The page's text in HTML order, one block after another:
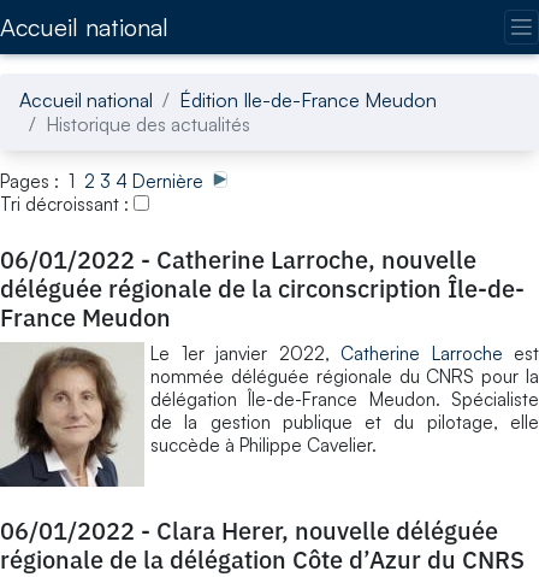
Accueil national
Accueil national
Édition Ile-de-France Meudon
Historique des actualités
Pages : 1 2 3 4 Dernière
Tri décroissant :
06/01/2022 - Catherine Larroche, nouvelle
déléguée régionale de la circonscription Île-de-
France Meudon
Le 1er janvier 2022, Catherine Larroche est
nommée déléguée régionale du CNRS pour la
délégation Île-de-France Meudon. Spécialiste
de la gestion publique et du pilotage, elle
succède à Philippe Cavelier.
06/01/2022 - Clara Herer, nouvelle déléguée
régionale de la délégation Côte d’Azur du CNRS